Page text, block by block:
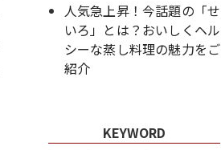
人気急上昇！今話題の「せ
いろ」とは？おいしくヘル
シーな蒸し料理の魅力をご
紹介
KEYWORD